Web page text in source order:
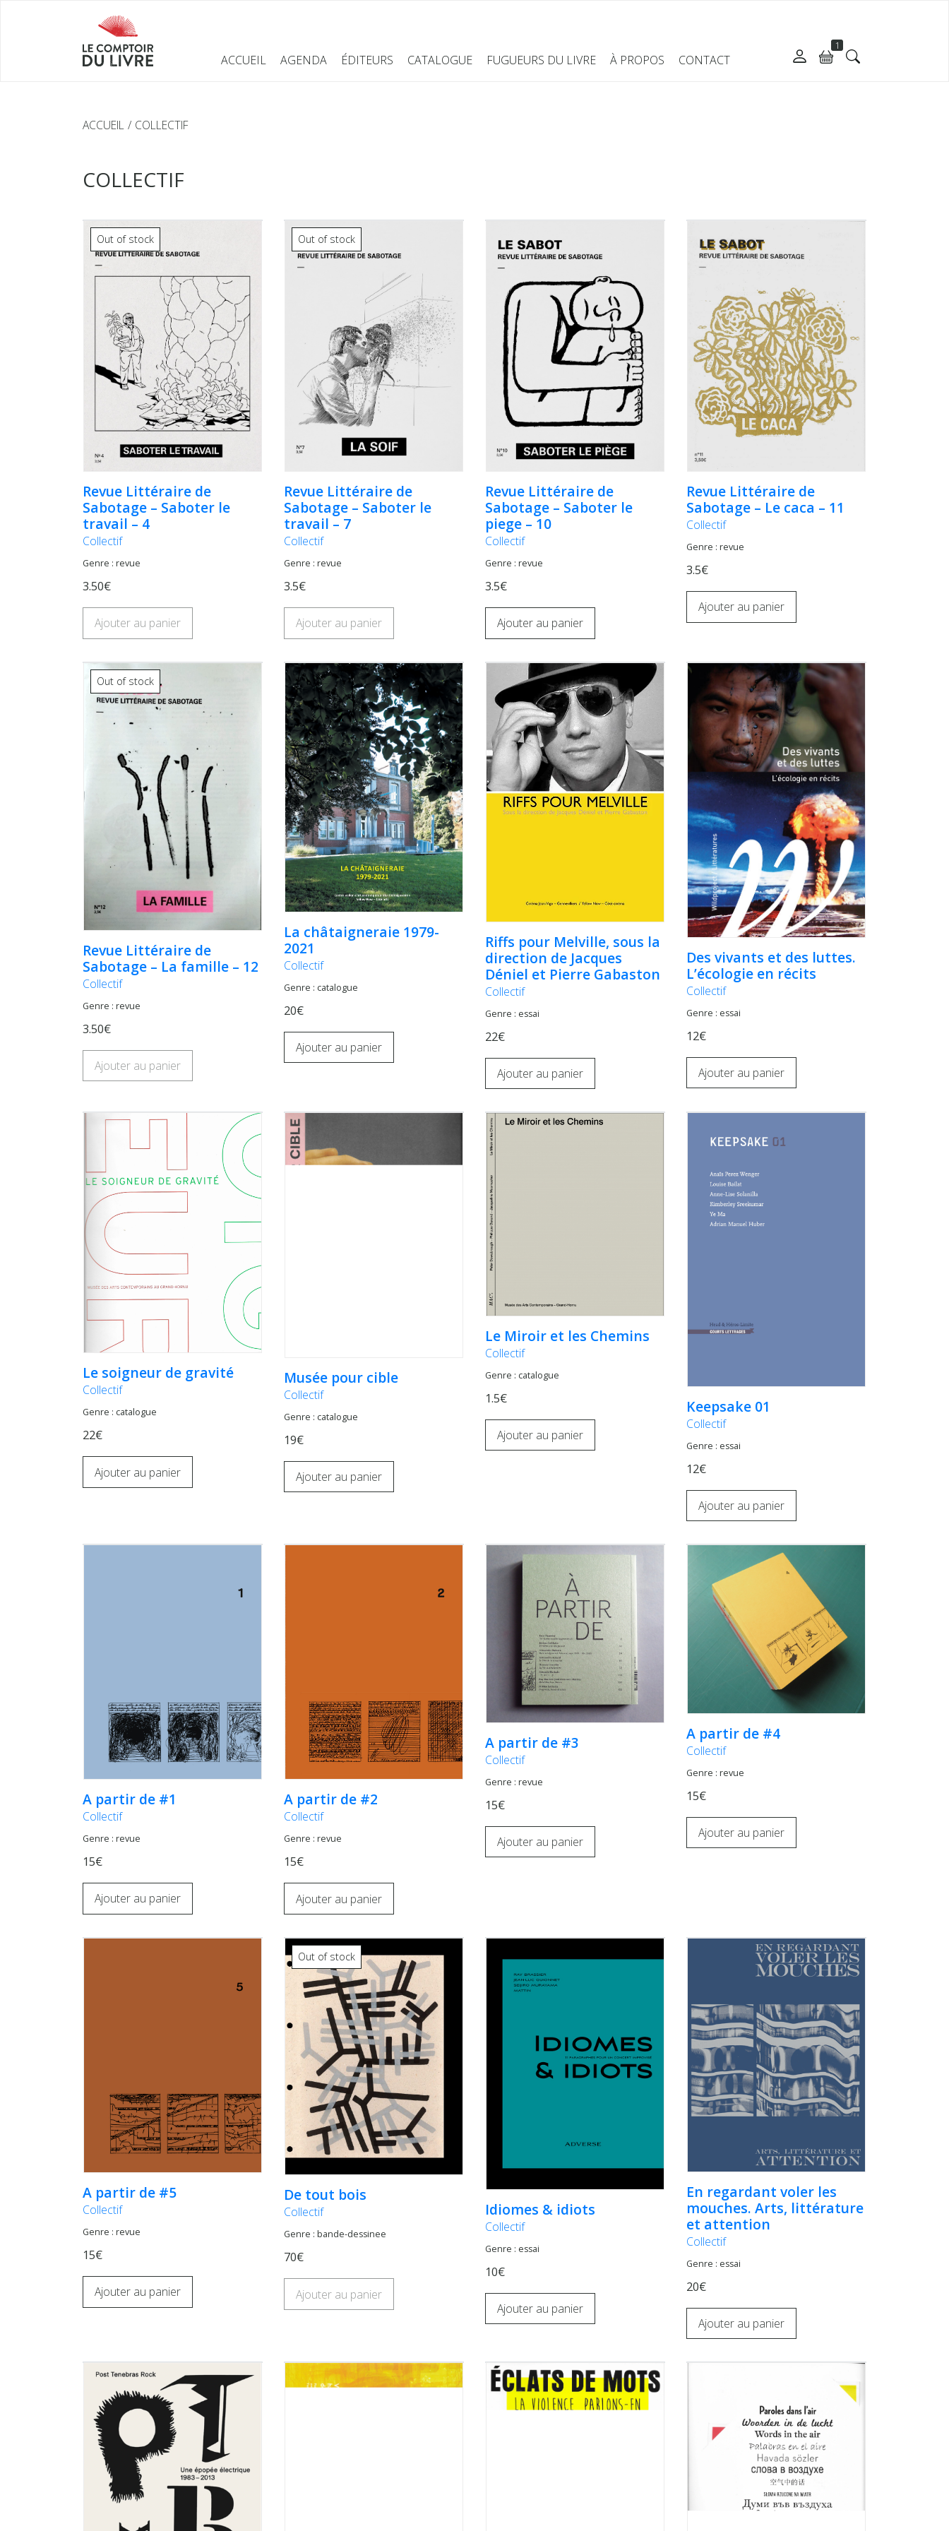
ACCUEIL AGENDA ÉDITEURS CATALOGUE FUGUEURS DU LIVRE À PROPOS CONTACT
1
ACCUEIL COLLECTIF
COLLECTIF
Out of stock
Revue Littéraire de
Sabotage – Saboter le
travail – 4
Collectif
Genre : revue
3.50€
Ajouter au panier
Out of stock
Revue Littéraire de
Sabotage – Saboter le
travail – 7
Collectif
Genre : revue
3.5€
Ajouter au panier
Revue Littéraire de
Sabotage – Saboter le
piege – 10
Collectif
Genre : revue
3.5€
Ajouter au panier
Revue Littéraire de
Sabotage – Le caca – 11
Collectif
Genre : revue
3.5€
Ajouter au panier
Out of stock
Revue Littéraire de
Sabotage – La famille – 12
Collectif
Genre : revue
3.50€
Ajouter au panier
La châtaigneraie 1979-
2021
Collectif
Genre : catalogue
20€
Ajouter au panier
Riffs pour Melville, sous la
direction de Jacques
Déniel et Pierre Gabaston
Collectif
Genre : essai
22€
Ajouter au panier
Des vivants et des luttes.
L’écologie en récits
Collectif
Genre : essai
12€
Ajouter au panier
Le soigneur de gravité
Collectif
Genre : catalogue
22€
Ajouter au panier
Musée pour cible
Collectif
Genre : catalogue
19€
Ajouter au panier
Le Miroir et les Chemins
Collectif
Genre : catalogue
1.5€
Ajouter au panier
Keepsake 01
Collectif
Genre : essai
12€
Ajouter au panier
A partir de #1
Collectif
Genre : revue
15€
Ajouter au panier
A partir de #2
Collectif
Genre : revue
15€
Ajouter au panier
A partir de #3
Collectif
Genre : revue
15€
Ajouter au panier
A partir de #4
Collectif
Genre : revue
15€
Ajouter au panier
A partir de #5
Collectif
Genre : revue
15€
Ajouter au panier
Out of stock
De tout bois
Collectif
Genre : bande-dessinee
70€
Ajouter au panier
Idiomes & idiots
Collectif
Genre : essai
10€
Ajouter au panier
En regardant voler les
mouches. Arts, littérature
et attention
Collectif
Genre : essai
20€
Ajouter au panier